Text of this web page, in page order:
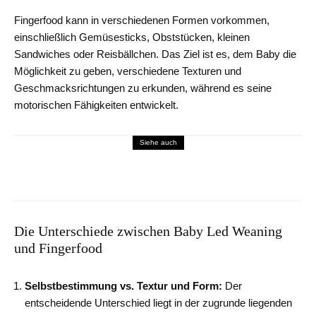
Fingerfood kann in verschiedenen Formen vorkommen,
einschließlich Gemüsesticks, Obststücken, kleinen
Sandwiches oder Reisbällchen. Das Ziel ist es, dem Baby die
Möglichkeit zu geben, verschiedene Texturen und
Geschmacksrichtungen zu erkunden, während es seine
motorischen Fähigkeiten entwickelt.
Siehe auch
Die Unterschiede zwischen Baby Led Weaning
und Fingerfood
Selbstbestimmung vs. Textur und Form: Der
entscheidende Unterschied liegt in der zugrunde liegenden